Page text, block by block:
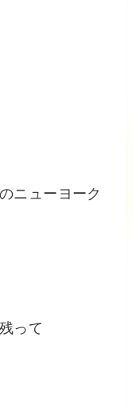
ニューヨーク
って